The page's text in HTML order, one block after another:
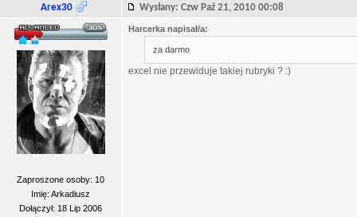
Arex30 Wysłany: Czw Paź 21, 2010 00:08
Zaproszone osoby: 10
Imię: Arkadiusz
Dołączył: 18 Lip 2006
Harcerka napisał/a:
za darmo
excel nie przewiduje takiej rubryki ? :)